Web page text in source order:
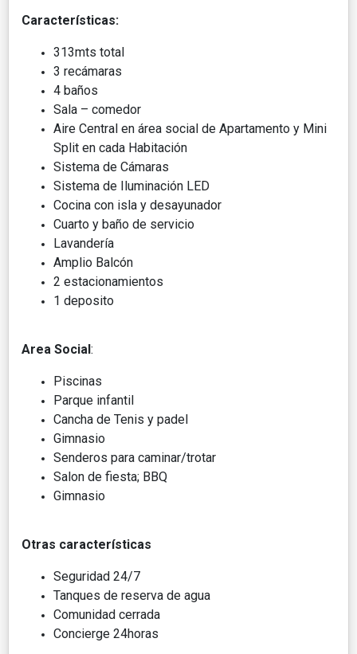
Características:
313mts total
3 recámaras
4 baños
Sala – comedor
Aire Central en área social de Apartamento y Mini
Split en cada Habitación
Sistema de Cámaras
Sistema de Iluminación LED
Cocina con isla y desayunador
Cuarto y baño de servicio
Lavandería
Amplio Balcón
2 estacionamientos
1 deposito
Area Social:
Piscinas
Parque infantil
Cancha de Tenis y padel
Gimnasio
Senderos para caminar/trotar
Salon de fiesta; BBQ
Gimnasio
Otras características
Seguridad 24/7
Tanques de reserva de agua
Comunidad cerrada
Concierge 24horas